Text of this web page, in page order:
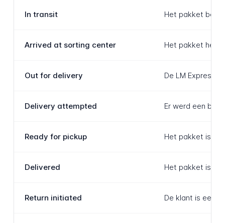
In transit Het pakket
Arrived at sorting center Het pakket
Out for delivery De LM Express-
Delivery attempted Er werd een
Ready for pickup Het pakket is
Delivered Het pakket is
Return initiated De klant is een